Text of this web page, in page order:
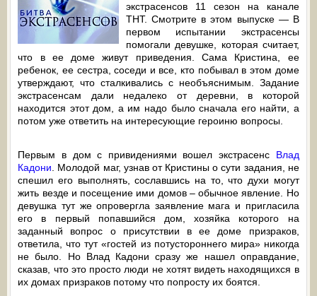
экстрасенсов 11 сезон на канале
ТНТ. Смотрите в этом выпуске — В
первом испытании экстрасенсы
помогали девушке, которая считает,
что в ее доме живут приведения. Сама Кристина, ее
ребенок, ее сестра, соседи и все, кто побывал в этом доме
утверждают, что сталкивались с необъяснимым. Задание
экстрасенсам дали недалеко от деревни, в которой
находится этот дом, а им надо было сначала его найти, а
потом уже ответить на интересующие героиню вопросы.
Первым в дом с привидениями вошел экстрасенс Влад
Кадони . Молодой маг, узнав от Кристины о сути задания, не
спешил его выполнять, сославшись на то, что духи могут
жить везде и посещение ими домов – обычное явление. Но
девушка тут же опровергла заявление мага и пригласила
его в первый попавшийся дом, хозяйка которого на
заданный вопрос о присутствии в ее доме призраков,
ответила, что тут «гостей из потустороннего мира» никогда
не было. Но Влад Кадони сразу же нашел оправдание,
сказав, что это просто люди не хотят видеть находящихся в
их домах призраков потому что попросту их боятся.